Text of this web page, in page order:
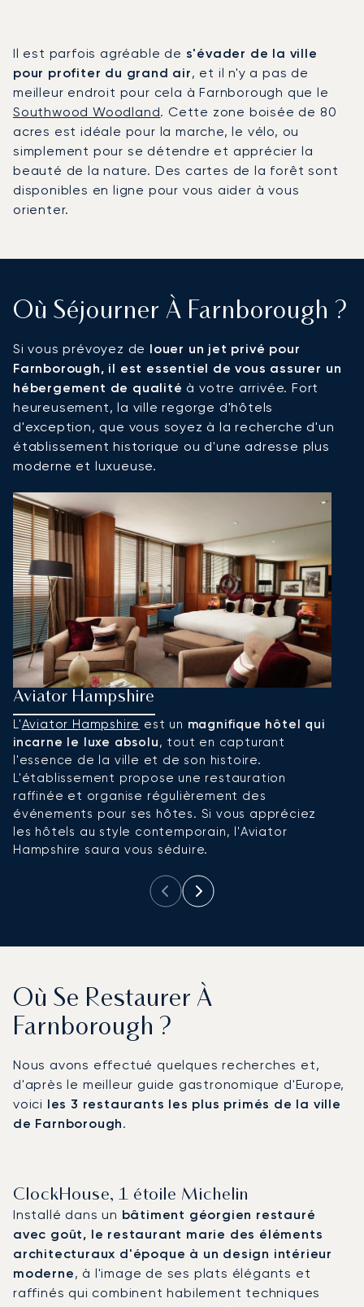
Il est parfois agréable de s'évader de la ville
pour profiter du grand air, et il n'y a pas de
meilleur endroit pour cela à Farnborough que le
Southwood Woodland. Cette zone boisée de 80
acres est idéale pour la marche, le vélo, ou
simplement pour se détendre et apprécier la
beauté de la nature. Des cartes de la forêt sont
disponibles en ligne pour vous aider à vous
orienter.
Où Séjourner À Farnborough ?
Si vous prévoyez de louer un jet privé pour
Farnborough, il est essentiel de vous assurer un
hébergement de qualité à votre arrivée. Fort
heureusement, la ville regorge d'hôtels
d'exception, que vous soyez à la recherche d'un
établissement historique ou d'une adresse plus
moderne et luxueuse.
Aviator Hampshire
L'Aviator Hampshire est un magnifique hôtel qui
incarne le luxe absolu, tout en capturant
l'essence de la ville et de son histoire.
L'établissement propose une restauration
raffinée et organise régulièrement des
événements pour ses hôtes. Si vous appréciez
les hôtels au style contemporain, l'Aviator
Hampshire saura vous séduire.
Où Se Restaurer À
Farnborough ?
Nous avons effectué quelques recherches et,
d'après le meilleur guide gastronomique d'Europe,
voici les 3 restaurants les plus primés de la ville
de Farnborough.
ClockHouse, 1 étoile Michelin
Installé dans un bâtiment géorgien restauré
avec goût, le restaurant marie des éléments
architecturaux d'époque à un design intérieur
moderne, à l'image de ses plats élégants et
raffinés qui combinent habilement techniques